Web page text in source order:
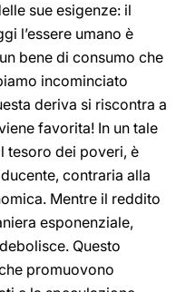
sue esigenze: il
l’essere umano è
bene di consumo che
incominciato
deriva si riscontra a
favorita! In un tale
tesoro dei poveri, è
contraria alla
Mentre il reddito
esponenziale,
Questo
promuovono